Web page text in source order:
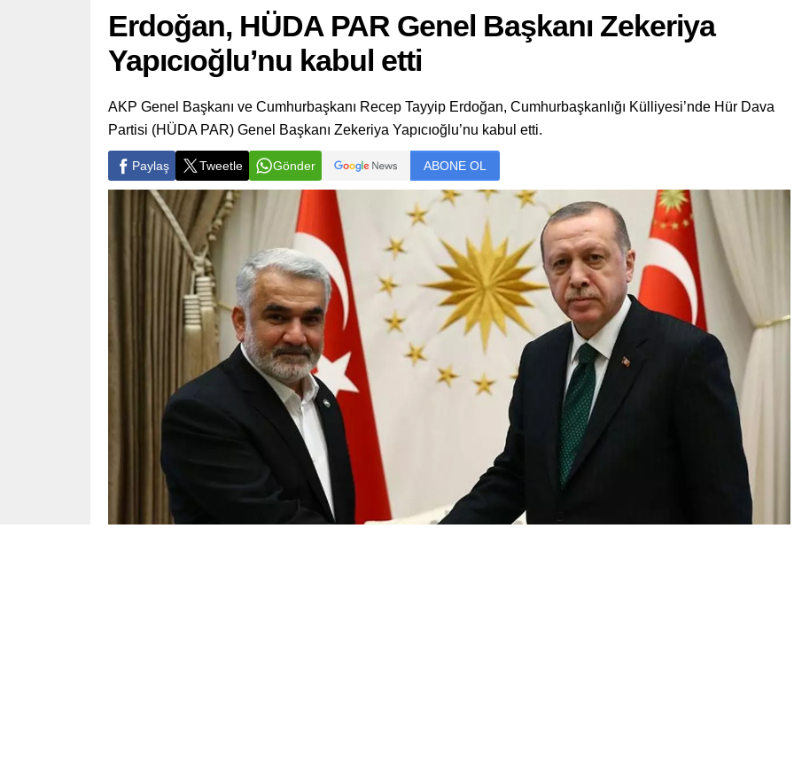
Erdoğan, HÜDA PAR Genel Başkanı Zekeriya
Yapıcıoğlu’nu kabul etti
AKP Genel Başkanı ve Cumhurbaşkanı Recep Tayyip Erdoğan, Cumhurbaşkanlığı Külliyesi’nde Hür Dava
Partisi (HÜDA PAR) Genel Başkanı Zekeriya Yapıcıoğlu’nu kabul etti.
Paylaş Tweetle Gönder ABONE OL